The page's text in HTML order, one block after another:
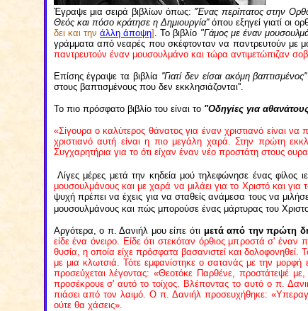
Έγραψε μια σειρά βιβλίων όπως: ''Ένας περίπατος στην
Θεός και πόσο κράτησε η Δημιουργία'' όπου εξηγεί γιατί οι
δει και την άλλη άποψη] . Το βιβλίο "Γάμος με έναν
γράμματα από νεαρές που σκέφτονταν να παντρευτούν με
παντρευτούν έναν μουσουλμάνο και τώρα αντιμετώπιζαν
Επίσης έγραψε τα βιβλία ''Γιατί δεν είσαι ακόμη
στους βαπτισμένους που δεν εκκλησιάζονται''.
Το πιο πρόσφατο βιβλίο του είναι το "Οδηγίες για
«Σίγουρα ο καλύτερος θάνατος για έναν χριστιανό είναι
χριστιανό αυτή είναι η πιο μεγάλη χαρά. Στην πρώτη
Συγχαρητήρια για το ότι είχαν έναν νέο προστάτη στους
Λίγες μέρες μετά την κηδεία μού τηλεφώνησε ένας φίλος
μουσουλμάνους και με χαρά να μιλάει για το Χριστό και για
ψυχή πρέπει να έχεις για να σταθείς ανάμεσα τους να
μουσουλμάνους και πώς μπορούσε ένας μάρτυρας του
Αργότερα, ο π. Δανιήλ μου είπε ότι μετά από την πρώτη
είδε ένα όνειρο. Είδε ότι στεκόταν όρθιος μπροστά σ'
θυσία, η οποία είχε πρόσφατα βασανιστεί και δολοφονηθεί.
με μια κλωτσιά. Τότε εμφανίστηκε ο σατανάς με την
προσεύχεται λέγοντας: «Θεοτόκε Παρθένε, προστάτεψέ
προσέκρουε σ' αυτό το τοίχος. Βλέποντας το αυτό ο π.
πιάσει από τον λαιμό. Ο π. Δανιήλ προσευχήθηκε:
ούτε θα χάσεις».